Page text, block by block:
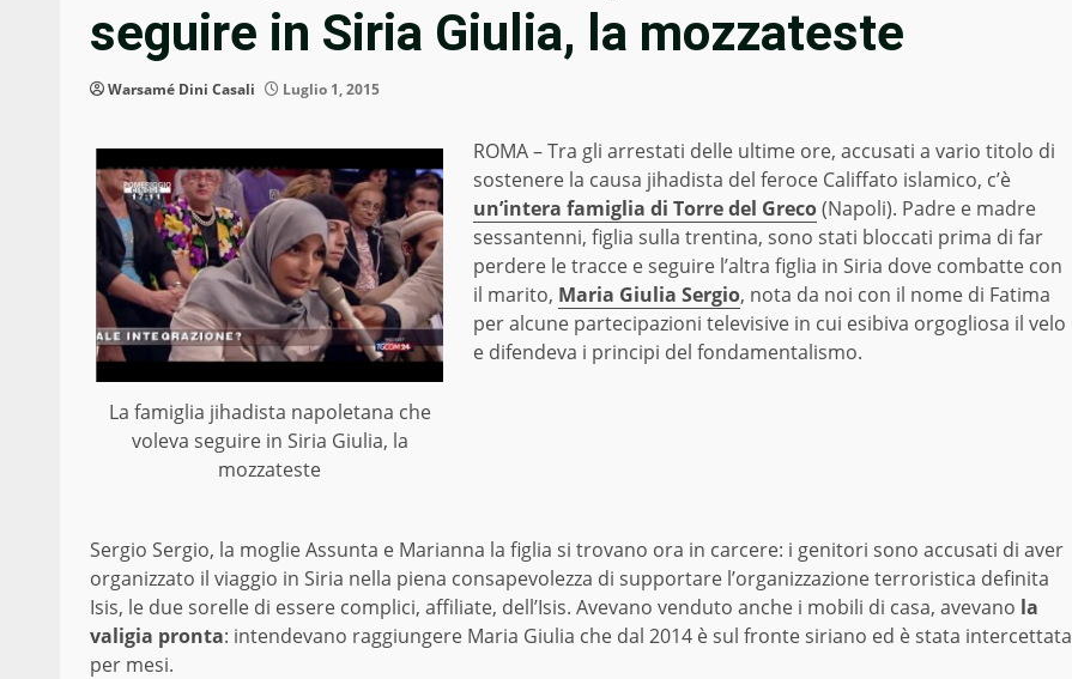
seguire in Siria Giulia, la mozzateste
Warsamé Dini Casali Luglio 1, 2015
La famiglia jihadista napoletana che
voleva seguire in Siria Giulia, la
mozzateste
ROMA – Tra gli arrestati delle ultime ore, accusati a vario titolo di
sostenere la causa jihadista del feroce Califfato islamico, c’è
un’intera famiglia di Torre del Greco(Napoli). Padre e madre
sessantenni, figlia sulla trentina, sono stati bloccati prima di far
perdere le tracce e seguire l’altra figlia in Siria dove combatte con
il marito, Maria Giulia Sergio, nota da noi con il nome di Fatima
per alcune partecipazioni televisive in cui esibiva orgogliosa il velo
e difendeva i principi del fondamentalismo.
Sergio Sergio, la moglie Assunta e Marianna la figlia si trovano ora in carcere: i genitori sono accusati di aver
organizzato il viaggio in Siria nella piena consapevolezza di supportare l’organizzazione terroristica definita
Isis, le due sorelle di essere complici, affiliate, dell’Isis. Avevano venduto anche i mobili di casa, avevano la
valigia pronta: intendevano raggiungere Maria Giulia che dal 2014 è sul fronte siriano ed è stata intercettata
per mesi.